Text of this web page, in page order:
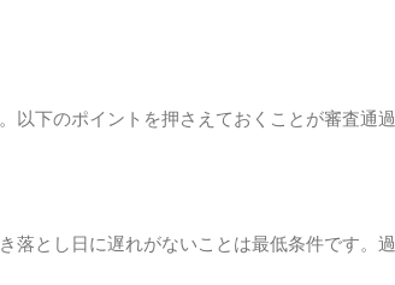
以下のポイントを押さえておくことが審査通過
落とし日に遅れがないことは最低条件です。過